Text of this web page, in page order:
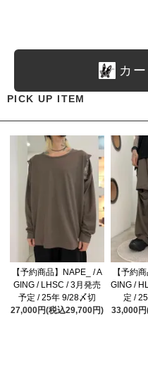
カ
PICK UP ITEM
【予約商品】NAPE_ / A
GING / LHSC / 3月発売
予定 / 25年 9/28〆切
27,000円(税込29,700円)
【予約
GING /
定 /
33,000